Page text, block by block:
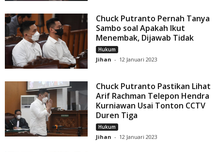
Chuck Putranto Pernah Tanya
Sambo soal Apakah Ikut
Menembak, Dijawab Tidak
Hukum
Jihan - 12 Januari 2023
Chuck Putranto Pastikan Lihat
Arif Rachman Telepon Hendra
Kurniawan Usai Tonton CCTV
Duren Tiga
Hukum
Jihan - 12 Januari 2023